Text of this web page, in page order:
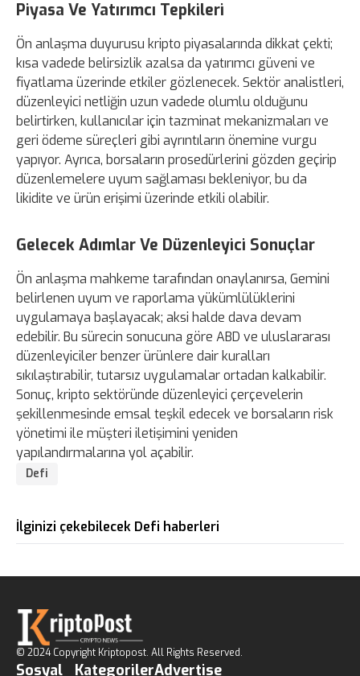
Piyasa Ve Yatırımcı Tepkileri
Ön anlaşma duyurusu kripto piyasalarında dikkat çekti;
kısa vadede belirsizlik azalsa da yatırımcı güveni ve
fiyatlama üzerinde etkiler gözlenecek. Sektör analistleri,
düzenleyici netliğin uzun vadede olumlu olduğunu
belirtirken, kullanıcılar için tazminat mekanizmaları ve
geri ödeme süreçleri gibi ayrıntıların önemine vurgu
yapıyor. Ayrıca, borsaların prosedürlerini gözden geçirip
düzenlemelere uyum sağlaması bekleniyor, bu da
likidite ve ürün erişimi üzerinde etkili olabilir.
Gelecek Adımlar Ve Düzenleyici Sonuçlar
Ön anlaşma mahkeme tarafından onaylanırsa, Gemini
belirlenen uyum ve raporlama yükümlülüklerini
uygulamaya başlayacak; aksi halde dava devam
edebilir. Bu sürecin sonucuna göre ABD ve uluslararası
düzenleyiciler benzer ürünlere dair kuralları
sıkılaştırabilir, tutarsız uygulamalar ortadan kalkabilir.
Sonuç, kripto sektöründe düzenleyici çerçevelerin
şekillenmesinde emsal teşkil edecek ve borsaların risk
yönetimi ile müşteri iletişimini yeniden
yapılandırmalarına yol açabilir.
Defi
İlginizi çekebilecek Defi haberleri
© 2024 Copyright Kriptopost. All Rights Reserved.
Sosyal KategorilerAdvertise